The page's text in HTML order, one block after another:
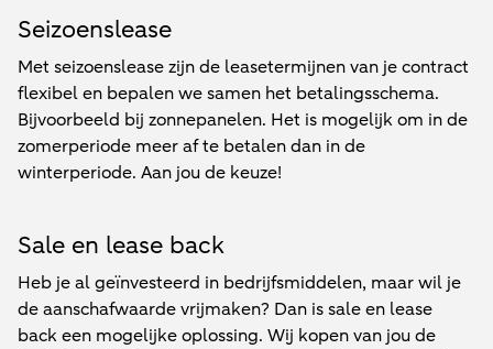
Seizoenslease
Met seizoenslease zijn de leasetermijnen van je contract
flexibel en bepalen we samen het betalingsschema.
Bijvoorbeeld bij zonnepanelen. Het is mogelijk om in de
zomerperiode meer af te betalen dan in de
winterperiode. Aan jou de keuze!
Sale en lease back
Heb je al geïnvesteerd in bedrijfsmiddelen, maar wil je
de aanschafwaarde vrijmaken? Dan is sale en lease
back een mogelijke oplossing. Wij kopen van jou de